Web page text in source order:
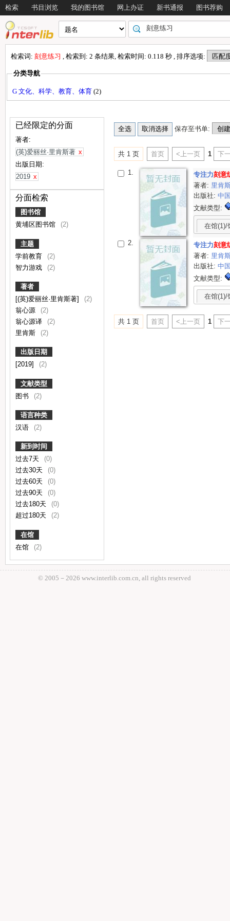
检索 书目浏览 我的图书馆 网上办证 新书通报 图书荐购
检索词: 刻意练习 , 检索到: 2 条结果, 检索时间: 0.118 秒 , 排序选项:
分类导航
G 文化、科学、教育、体育 (2)
已经限定的分面
著者:
(英)爱丽丝·里肯斯著 x
出版日期:
2019 x
分面检索
图书馆
黄埔区图书馆
(2)
主题
学前教育
(2)
智力游戏
(2)
著者
[(英)爱丽丝·里肯斯著]
(2)
翁心源
(2)
翁心源译
(2)
里肯斯
(2)
出版日期
[2019]
(2)
文献类型
图书
(2)
语言种类
汉语
(2)
新到时间
过去7天
(0)
过去30天
(0)
过去60天
(0)
过去90天
(0)
过去180天
(0)
超过180天
(2)
在馆
在馆
(2)
保存至书单:
共 1 页 首页 <上一页 1 下
1. 专注力刻意
著者: 里肯
出版社:中
文献类型:
在馆(1)/
2. 专注力刻意
著者: 里肯
出版社:中
文献类型:
在馆(1)/
共 1 页 首页 <上一页 1 下
© 2005－ 2026 www.interlib.com.cn, all rights reserved